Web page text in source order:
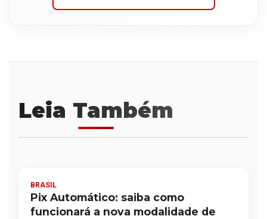
Leia Também
BRASIL
Pix Automático: saiba como
funcionará a nova modalidade de